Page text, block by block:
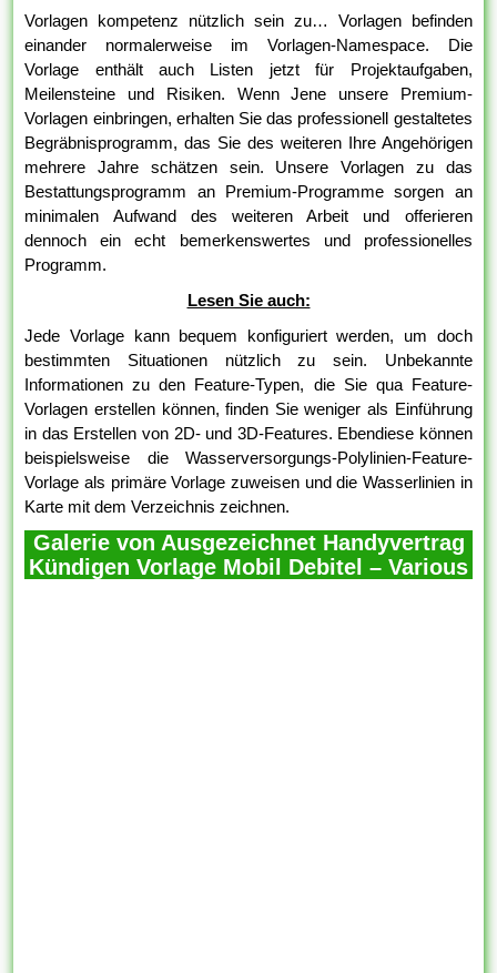
Vorlagen kompetenz nützlich sein zu… Vorlagen befinden
einander normalerweise im Vorlagen-Namespace. Die
Vorlage enthält auch Listen jetzt für Projektaufgaben,
Meilensteine und Risiken. Wenn Jene unsere Premium-
Vorlagen einbringen, erhalten Sie das professionell gestaltetes
Begräbnisprogramm, das Sie des weiteren Ihre Angehörigen
mehrere Jahre schätzen sein. Unsere Vorlagen zu das
Bestattungsprogramm an Premium-Programme sorgen an
minimalen Aufwand des weiteren Arbeit und offerieren
dennoch ein echt bemerkenswertes und professionelles
Programm.
Lesen Sie auch:
Jede Vorlage kann bequem konfiguriert werden, um doch
bestimmten Situationen nützlich zu sein. Unbekannte
Informationen zu den Feature-Typen, die Sie qua Feature-
Vorlagen erstellen können, finden Sie weniger als Einführung
in das Erstellen von 2D- und 3D-Features. Ebendiese können
beispielsweise die Wasserversorgungs-Polylinien-Feature-
Vorlage als primäre Vorlage zuweisen und die Wasserlinien in
Karte mit dem Verzeichnis zeichnen.
Galerie von Ausgezeichnet Handyvertrag
Kündigen Vorlage Mobil Debitel – Various